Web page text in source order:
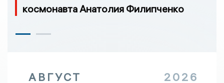
космонавта Анатолия Филипченко
АВГУСТ 2026